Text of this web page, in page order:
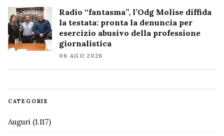
Radio “fantasma”, l’Odg Molise diffida
la testata: pronta la denuncia per
esercizio abusivo della professione
giornalistica
06 AGO 2026
CATEGORIE
Auguri (1.117)